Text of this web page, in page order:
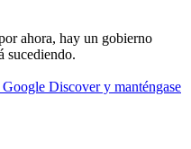
ahora, hay un gobierno
sucediendo.
Discover y manténgase